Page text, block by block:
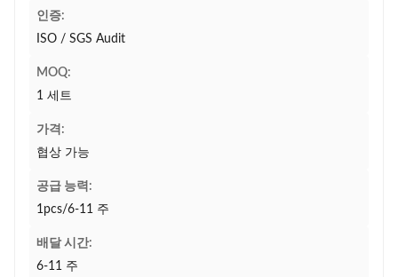
인증:
ISO / SGS Audit
MOQ:
1 세트
가격:
협상 가능
공급 능력:
1pcs/6-11 주
배달 시간:
6-11 주